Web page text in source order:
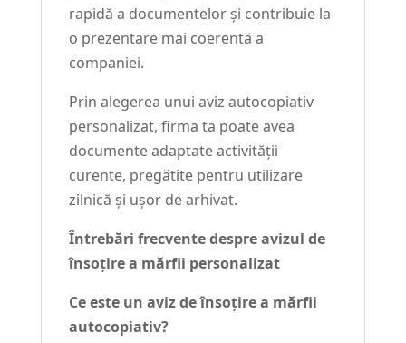
rapidă a documentelor și contribuie la
o prezentare mai coerentă a
companiei.
Prin alegerea unui aviz autocopiativ
personalizat, firma ta poate avea
documente adaptate activității
curente, pregătite pentru utilizare
zilnică și ușor de arhivat.
Întrebări frecvente despre avizul de
însoțire a mărfii personalizat
Ce este un aviz de însoțire a mărfii
autocopiativ?